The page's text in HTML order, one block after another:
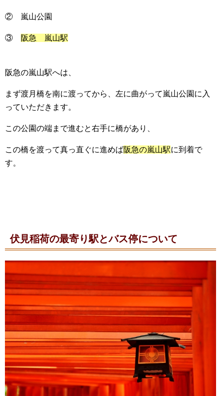
② 嵐山公園
③ 阪急 嵐山駅
阪急の嵐山駅へは、
まず渡月橋を南に渡ってから、左に曲がって嵐山公園に入
っていただきます。
この公園の端まで進むと右手に橋があり、
この橋を渡って真っ直ぐに進めば阪急の嵐山駅に到着で
す。
伏見稲荷の最寄り駅とバス停について